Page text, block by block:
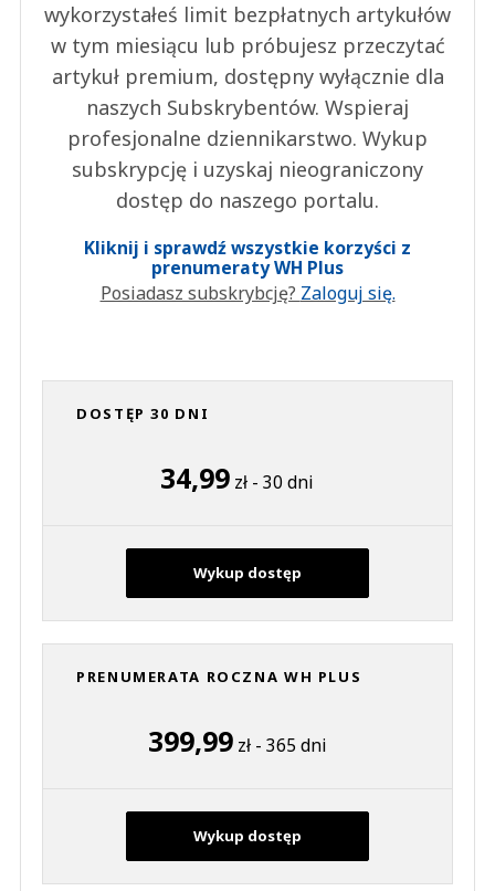
wykorzystałeś limit bezpłatnych artykułów
w tym miesiącu lub próbujesz przeczytać
artykuł premium, dostępny wyłącznie dla
naszych Subskrybentów. Wspieraj
profesjonalne dziennikarstwo. Wykup
subskrypcję i uzyskaj nieograniczony
dostęp do naszego portalu.
Kliknij i sprawdź wszystkie korzyści z
prenumeraty WH Plus
Posiadasz subskrybcję? Zaloguj się.
DOSTĘP 30 DNI
34,99 zł - 30 dni
Wykup dostęp
PRENUMERATA ROCZNA WH PLUS
399,99zł - 365 dni
Wykup dostęp